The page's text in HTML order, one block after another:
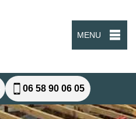
MENU
06 58 90 06 05